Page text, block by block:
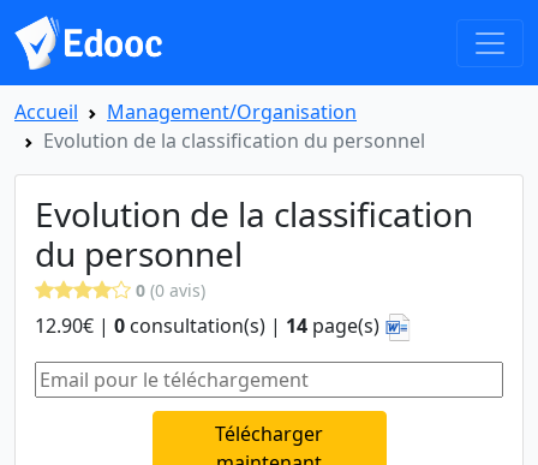
Accueil
Management/Organisation
Evolution de la classification du personnel
Evolution de la classification
du personnel
0 (0 avis)
12.90€ | 0 consultation(s) | 14 page(s)
Télécharger